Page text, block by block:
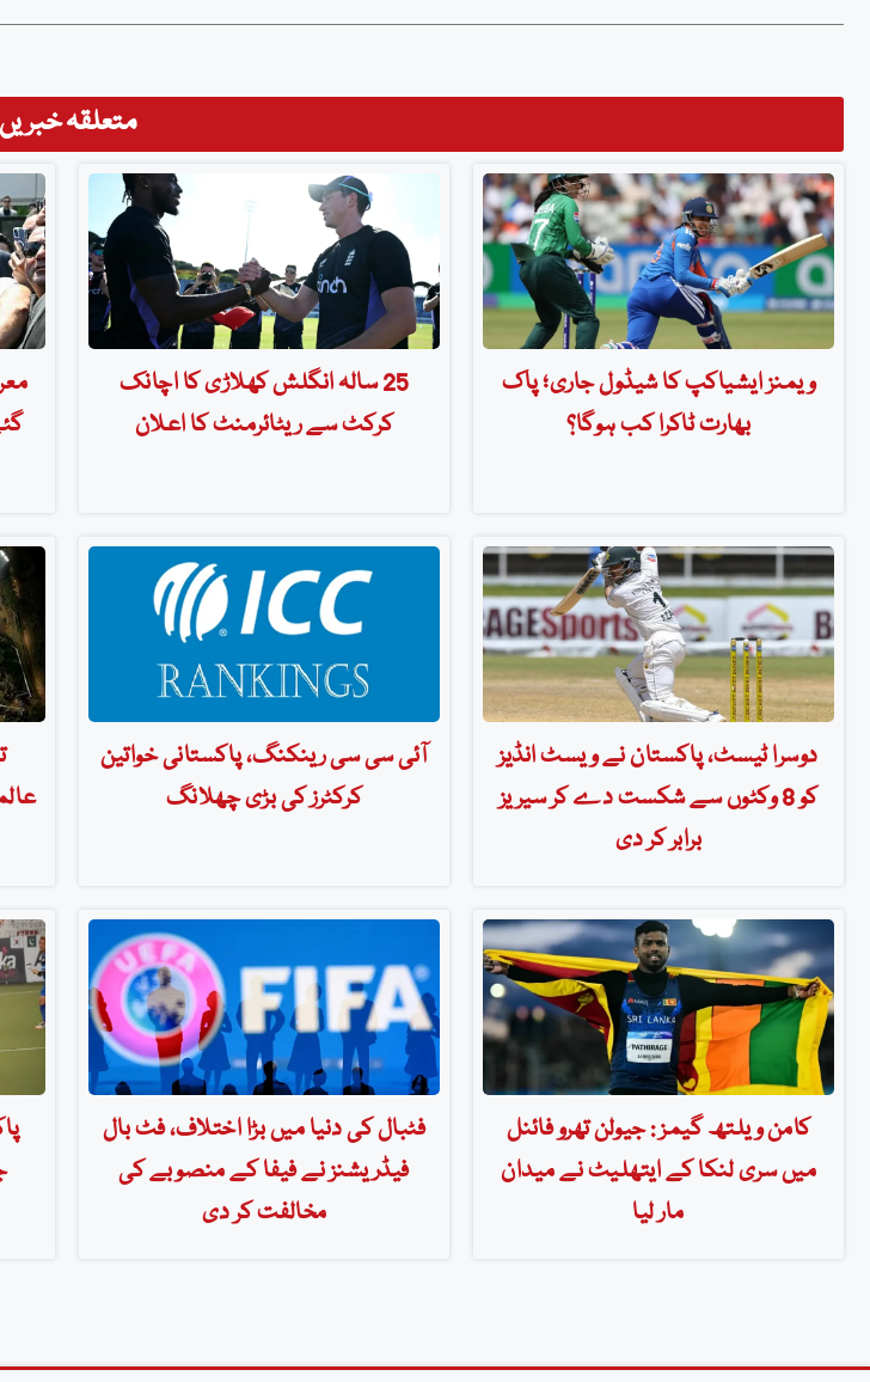
متعلقہ خبریں
ویمنز ایشیاکپ کا شیڈول جاری؛ پاک
بھارت ٹاکرا کب ہوگا؟
25 سالہ انگلش کھلاڑی کا اچانک
کرکٹ سے ریٹائرمنٹ کا اعلان
دوسرا ٹیسٹ، پاکستان نے ویسٹ انڈیز
کو 8 وکٹوں سے شکست دے کر سیریز
برابر کر دی
آئی سی سی رینکنگ، پاکستانی خواتین
کرکٹرز کی بڑی چھلانگ
کامن ویلتھ گیمز : جیولن تھرو فائنل
میں سری لنکا کے ایتھلیٹ نے میدان
مار لیا
فٹبال کی دنیا میں بڑا اختلاف، فٹ بال
فیڈریشنز نے فیفا کے منصوبے کی
مخالفت کر دی